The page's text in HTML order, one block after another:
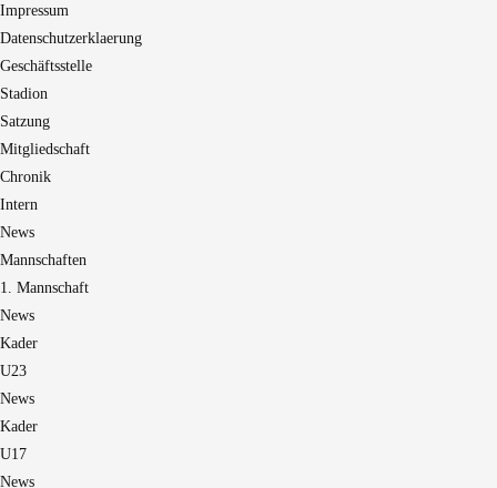
Impressum
Datenschutzerklaerung
Geschäftsstelle
Stadion
Satzung
Mitgliedschaft
Chronik
Intern
News
Mannschaften
1. Mannschaft
News
Kader
U23
News
Kader
U17
News